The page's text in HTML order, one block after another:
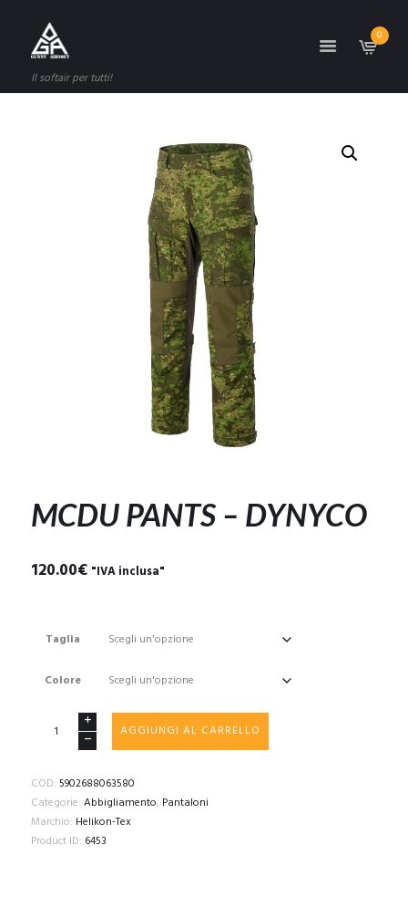
Il softair per tutti!
0
MCDU PANTS – DYNYCO
120.00€ "IVA inclusa"
Taglia
Colore
PANTS
DYNYCO
quantità
AGGIUNGI AL CARRELLO
COD: 5902688063580
Categorie: Abbigliamento, Pantaloni
Marchio: Helikon-Tex
Product ID: 6453